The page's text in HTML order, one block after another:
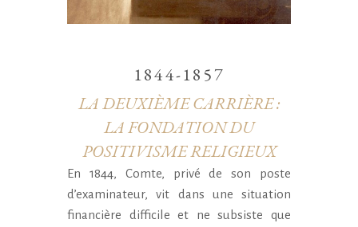
1844-1857
LA DEUXIÈME CARRIÈRE :
LA FONDATION DU
POSITIVISME RELIGIEUX
En 1844, Comte, privé de son poste
d’examinateur, vit dans une situation
financière difficile et ne subsiste que